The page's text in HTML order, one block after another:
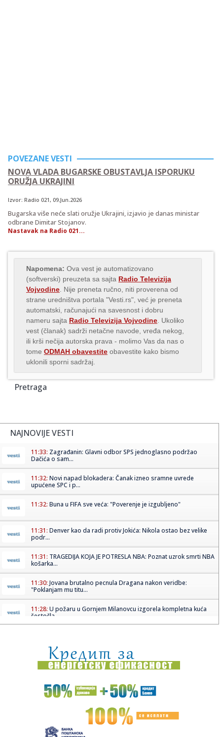
POVEZANE VESTI
NOVA VLADA BUGARSKE OBUSTAVLJA ISPORUKU
ORUŽJA UKRAJINI
Izvor: Radio 021 , 09.Jun.2026
Bugarska više neće slati oružje Ukrajini, izjavio je danas ministar
odbrane Dimitar Stojanov.
Nastavak na Radio 021...
Napomena: Ova vest je automatizovano
(softverski) preuzeta sa sajta Radio Televizija
Vojvodine . Nije preneta ručno, niti proverena od
strane uredništva portala "Vesti.rs", već je preneta
automatski, računajući na savesnost i dobru
nameru sajta Radio Televizija Vojvodine . Ukoliko
vest (članak) sadrži netačne navode, vređa nekog,
ili krši nečija autorska prava - molimo Vas da nas o
tome ODMAH obavestite obavestite kako bismo
uklonili sporni sadržaj.
Pretraga
NAJNOVIJE VESTI
11:33: Zagrađanin: Glavni odbor SPS jednoglasno podržao
Dačića o sam...
11:32: Novi napad blokadera: Čanak izneo sramne uvrede
upućene SPC i p...
11:32: Buna u FIFA sve veća: "Poverenje je izgubljeno"
11:31: Denver kao da radi protiv Jokića: Nikola ostao bez velike
podr...
11:31: TRAGEDIJA KOJA JE POTRESLA NBA: Poznat uzrok smrti NBA
košarka...
11:30: Jovana brutalno pecnula Dragana nakon veridbe:
"Poklanjam mu titu...
11:28: U požaru u Gornjem Milanovcu izgorela kompletna kuća
šestočla...
11:26:Na Zlatiboru žu-žu prodaju na komad
11:26:Težak sudar više vozila na putu Stolac - Neum: Nekoliko
osoba p...
Šest znakova koji mogu ukazivati na prevaru: Obratite